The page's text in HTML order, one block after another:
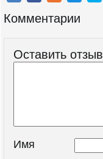
Комментарии
Оставить отзыв
Имя